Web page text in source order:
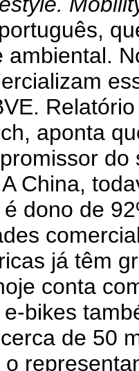
ambiental.
aponta
China,
dono de
já têm
conta
bikes
de 50